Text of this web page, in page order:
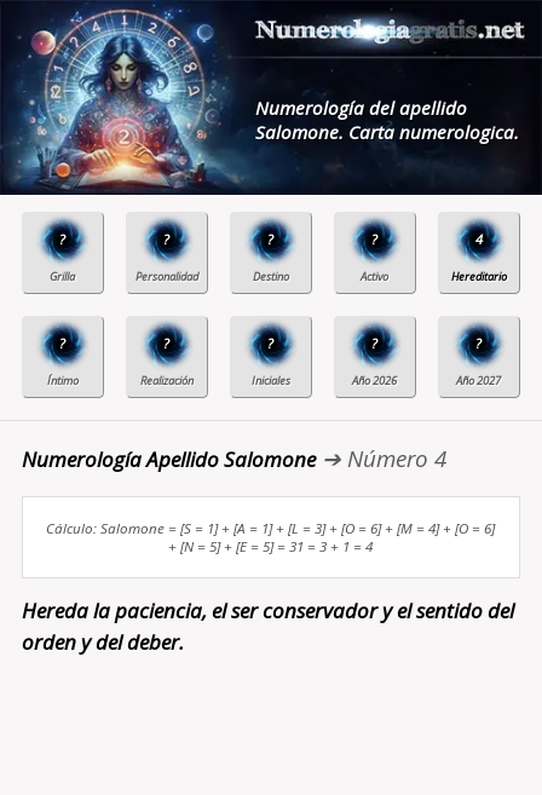
Numerología del apellido
Salomone. Carta numerologica.
? ? ? ? 4
? ? ? ? ?
Numerología Apellido Salomone➔ Número 4
Cálculo: Salomone = [S = 1] + [A = 1] + [L = 3] + [O = 6] + [M = 4] + [O = 6]
+ [N = 5] + [E = 5] = 31 = 3 + 1 = 4
Hereda la paciencia, el ser conservador y el sentido del
orden y del deber.